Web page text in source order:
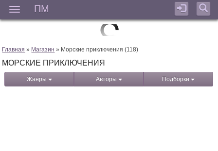
ПМ
Главная » Магазин » Морские приключения (118)
МОРСКИЕ ПРИКЛЮЧЕНИЯ
Жанры Авторы Подборки